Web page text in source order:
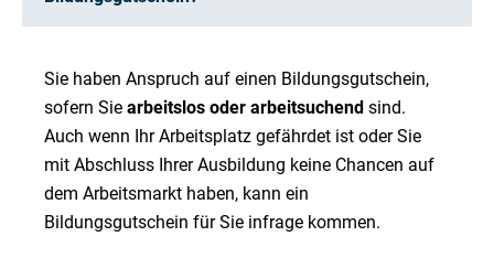
Sie haben Anspruch auf einen Bildungsgutschein,
sofern Sie arbeitslos oder arbeitsuchend sind.
Auch wenn Ihr Arbeitsplatz gefährdet ist oder Sie
mit Abschluss Ihrer Ausbildung keine Chancen auf
dem Arbeitsmarkt haben, kann ein
Bildungsgutschein für Sie infrage kommen.